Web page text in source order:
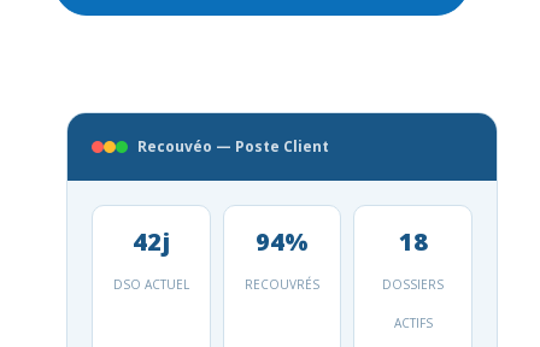
Recouvéo — Poste Client
42j
DSO ACTUEL
94%
RECOUVRÉS
18
DOSSIERS
ACTIFS